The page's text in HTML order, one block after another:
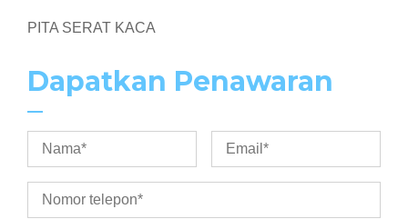
PITA SERAT KACA
Dapatkan Penawaran